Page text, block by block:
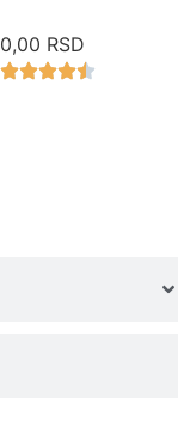
0,00 RSD